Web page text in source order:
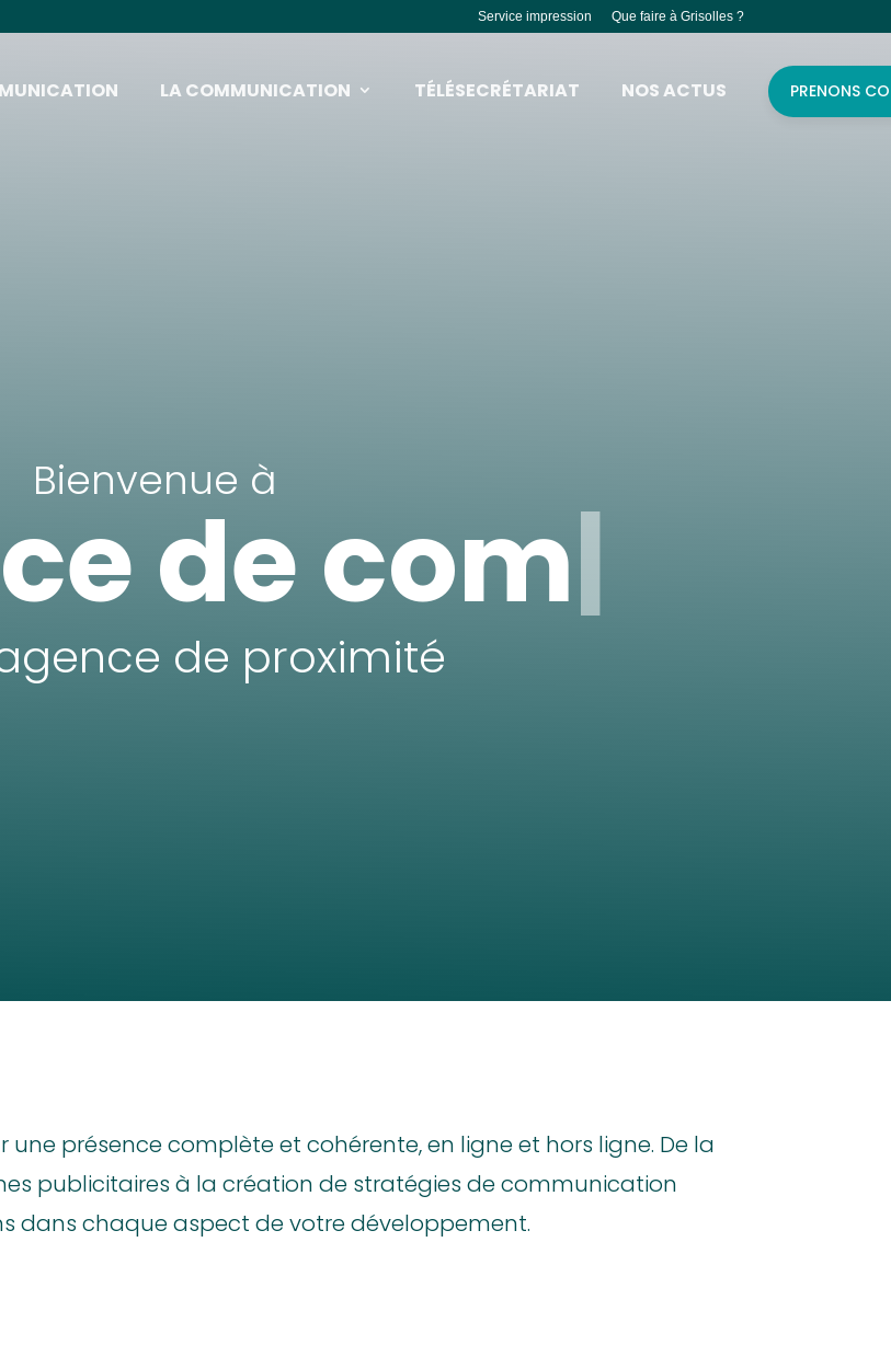
Service impression Que faire à Grisolles ?
LA COMMUNICATION TÉLÉSECRÉTARIAT NOS ACTUS PRENONS
Bienvenue à
de com|
de proximité
présence complète et cohérente, en ligne et hors ligne. De la
publicitaires à la création de stratégies de communication
dans chaque aspect de votre développement.